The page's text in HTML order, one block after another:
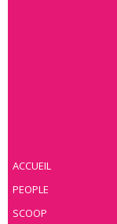
ACCUEIL
PEOPLE
SCOOP